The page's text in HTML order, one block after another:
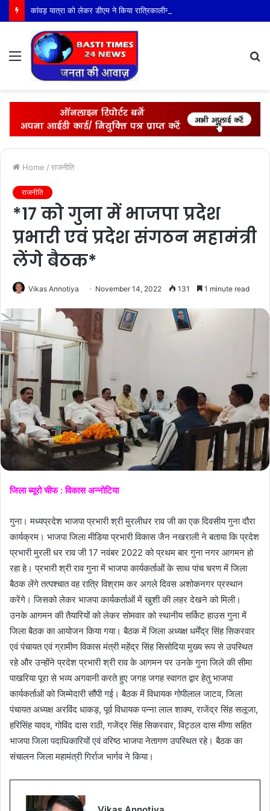
कांवड़ यात्रा को लेकर डीएम ने किया रात्रिकालीन निरीक्षण
Menu
Home / राजनीति
राजनीति
*17 को गुना में भाजपा प्रदेश
प्रभारी एवं प्रदेश संगठन महामंत्री
लेंगे बैठक*
Vikas Annotiya November 14, 2022 131 1 minute read
जिला ब्यूरो चीफ : विकास अन्नोटिया
गुना। मध्यप्रदेश भाजपा प्रभारी श्री मुरलीधर राव जी का एक दिवसीय गुना दौरा
कार्यक्रम। भाजपा जिला मीडिया प्रभारी विकास जैन नखराली ने बताया कि प्रदेश
प्रभारी मुरली धर राव जी 17 नवंबर 2022 को प्रथम बार गुना नगर आगमन हो
रहा हे। प्रभारी श्री राव गुना में भाजपा कार्यकर्ताओं के साथ पांच चरण में जिला
बैठक लेंगे तत्पश्चात वह रात्रि विश्राम कर अगले दिवस अशोकनगर प्रस्थान
करेंगे। जिसको लेकर भाजपा कार्यकर्ताओं में खुशी की लहर देखने को मिली।
उनके आगमन की तैयारियों को लेकर सोमवार को स्थानीय सर्किट हाउस गुना में
जिला बैठक का आयोजन किया गया। बैठक में जिला अध्यक्ष धर्मेंद्र सिंह सिकरवार
एवं पंचायत एवं ग्रामीण विकास मंत्री महेंद्र सिंह सिसोदिया मुख्य रूप से उपस्थित
रहे और उन्होंने प्रदेश प्रभारी श्री राव के आगमन पर उनके गुना जिले की सीमा
पाखरिया पूरा से भव्य अगवानी करते हुए जगह जगह स्वागत द्वार हेतु भाजपा
कार्यकर्ताओं को जिम्मेदारी सौंपी गई। बैठक में विधायक गोपीलाल जाटव, जिला
पंचायत अध्यक्ष अरविंद धाकड़, पूर्व विधायक पन्ना लाल शाक्य, राजेंद्र सिंह सलूजा,
हरिसिंह यादव, गोविंद दास राठी, गजेंद्र सिंह सिकरवार, विट्ठल दास मीणा सहित
भाजपा जिला पदाधिकारियों एवं वरिष्ठ भाजपा नेतागण उपस्थित रहे। बैठक का
संचालन जिला महामंत्री गिर्राज भार्गव ने किया।